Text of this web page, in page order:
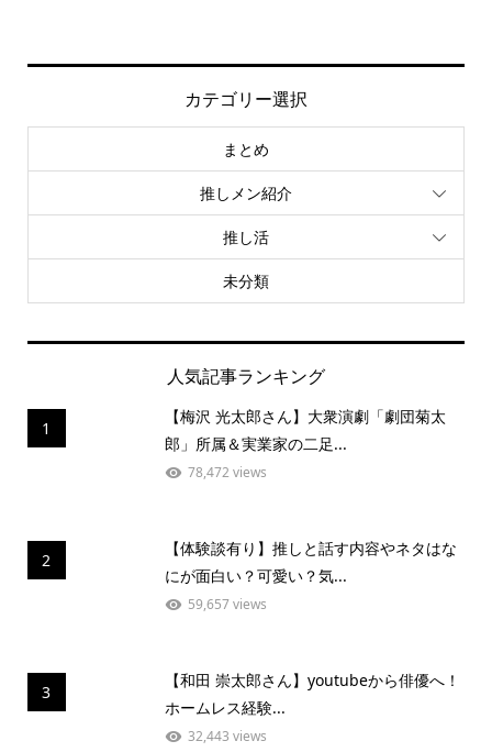
カテゴリー選択
まとめ
推しメン紹介
推し活
未分類
人気記事ランキング
1
【梅沢 光太郎さん】大衆演劇「劇団菊太
郎」所属＆実業家の二足...
78,472 views
2
【体験談有り】推しと話す内容やネタはな
にが面白い？可愛い？気...
59,657 views
3
【和田 崇太郎さん】youtubeから俳優へ！
ホームレス経験...
32,443 views